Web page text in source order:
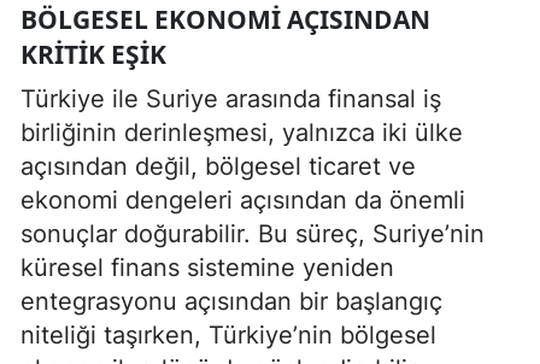
BÖLGESEL EKONOMI AÇISINDAN
KRITIK EŞIK
Türkiye ile Suriye arasında finansal iş
birliğinin derinleşmesi, yalnızca iki ülke
açısından değil, bölgesel ticaret ve
ekonomi dengeleri açısından da önemli
sonuçlar doğurabilir. Bu süreç, Suriye’nin
küresel finans sistemine yeniden
entegrasyonu açısından bir başlangıç
niteliği taşırken, Türkiye’nin bölgesel